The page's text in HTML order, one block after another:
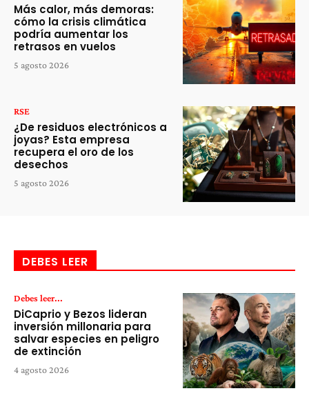
Más calor, más demoras:
cómo la crisis climática
podría aumentar los
retrasos en vuelos
5 agosto 2026
RSE
¿De residuos electrónicos a
joyas? Esta empresa
recupera el oro de los
desechos
5 agosto 2026
DEBES LEER
Debes leer...
DiCaprio y Bezos lideran
inversión millonaria para
salvar especies en peligro
de extinción
4 agosto 2026